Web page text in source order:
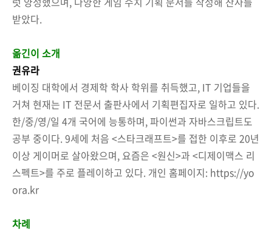
받았다.
옮긴이 소개
권유라
베이징 대학에서 경제학 학사 학위를 취득했고, IT 기업들을
거쳐 현재는 IT 전문서 출판사에서 기획편집자로 일하고 있다.
한/중/영/일 4개 국어에 능통하며, 파이썬과 자바스크립트도
공부 중이다. 9세에 처음 <스타크래프트>를 접한 이후로 20년
이상 게이머로 살아왔으며, 요즘은 <원신>과 <디제이맥스 리
스펙트>를 주로 플레이하고 있다. 개인 홈페이지: https://yo
ora.kr
차례